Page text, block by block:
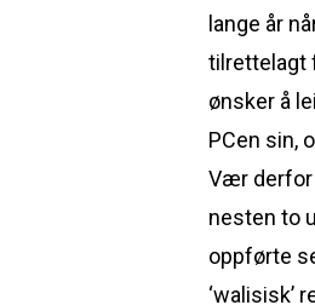
lange år
tilrettelagt
ønsker å
PCen sin,
Vær derfor
nesten to
oppførte
‘walisisk’